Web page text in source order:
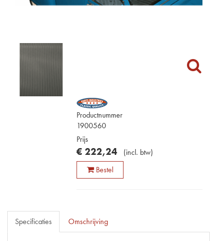
Productnummer
1900560
Prijs
€ 222,24 (incl. btw)
Bestel
Specificaties Omschrijving